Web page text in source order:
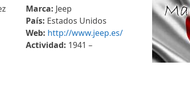
Marca: Jeep
País: Estados Unidos
Web: http://www.jeep.es/
Actividad: 1941 –